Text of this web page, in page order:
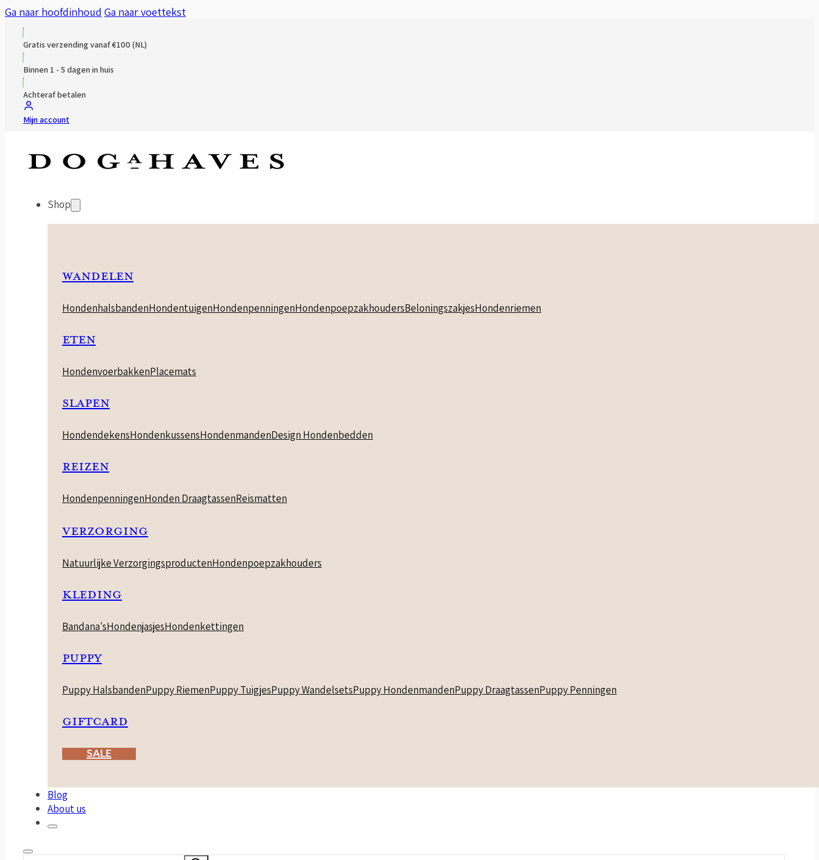
Ga naar hoofdinhoud Ga naar voettekst
Gratis verzending vanaf €100 (NL)
Binnen 1 - 5 dagen in huis
Achteraf betalen
Mijn account
Shop
WANDELEN
HondenhalsbandenHondentuigenHondenpenningenHondenpoepzakhoudersBeloningszakjesHondenriemen
ETEN
HondenvoerbakkenPlacemats
SLAPEN
HondendekensHondenkussensHondenmandenDesign Hondenbedden
REIZEN
HondenpenningenHonden DraagtassenReismatten
VERZORGING
Natuurlijke VerzorgingsproductenHondenpoepzakhouders
KLEDING
Bandana'sHondenjasjesHondenkettingen
PUPPY
Puppy HalsbandenPuppy RiemenPuppy TuigjesPuppy WandelsetsPuppy HondenmandenPuppy DraagtassenPuppy Penningen
GIFTCARD
SALE
Blog
About us